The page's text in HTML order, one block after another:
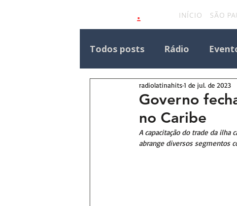
INÍCIO SÃO
.
Todos posts Rádio
Eventos Outras Regiões
Destaque Principal Site
Governo
no Caribe
radiolatinahits1 de jul. de 2023
A capacitação do trade da ilha
abrange diversos segmentos